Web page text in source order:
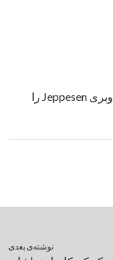
حافظه‌ی ربات Pibot آن‌قدر بزرگ است که می‌تواند همه‌ی نمودارهای ناوبری Jeppesen را
نوشته‌ی بعدی